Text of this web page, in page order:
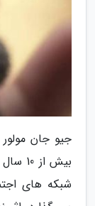
بیش
شبکه های